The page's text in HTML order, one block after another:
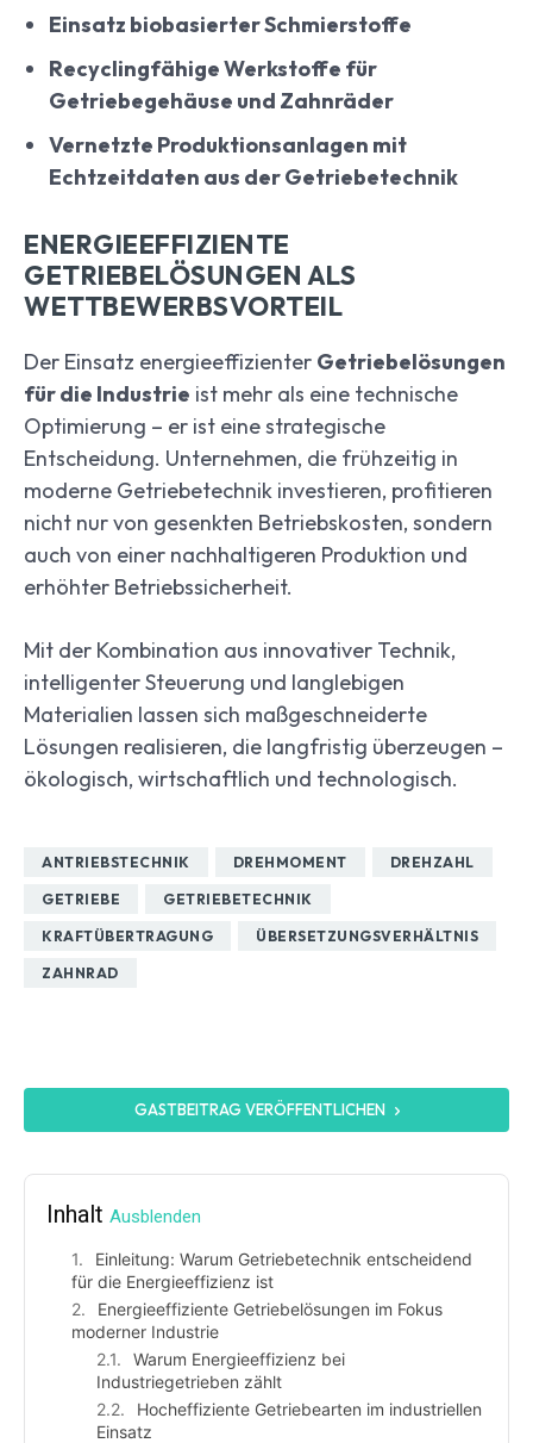
Einsatz biobasierter Schmierstoffe
Recyclingfähige Werkstoffe für
Getriebegehäuse und Zahnräder
Vernetzte Produktionsanlagen mit
Echtzeitdaten aus der Getriebetechnik
ENERGIEEFFIZIENTE
GETRIEBELÖSUNGEN ALS
WETTBEWERBSVORTEIL
Der Einsatz energieeffizienter Getriebelösungen
für die Industrie ist mehr als eine technische
Optimierung – er ist eine strategische
Entscheidung. Unternehmen, die frühzeitig in
moderne Getriebetechnik investieren, profitieren
nicht nur von gesenkten Betriebskosten, sondern
auch von einer nachhaltigeren Produktion und
erhöhter Betriebssicherheit.
Mit der Kombination aus innovativer Technik,
intelligenter Steuerung und langlebigen
Materialien lassen sich maßgeschneiderte
Lösungen realisieren, die langfristig überzeugen –
ökologisch, wirtschaftlich und technologisch.
ANTRIEBSTECHNIK DREHMOMENT DREHZAHL
GETRIEBE GETRIEBETECHNIK
KRAFTÜBERTRAGUNG ÜBERSETZUNGSVERHÄLTNIS
ZAHNRAD
GASTBEITRAG VERÖFFENTLICHEN
Inhalt Ausblenden
Einleitung: Warum Getriebetechnik entscheidend
für die Energieeffizienz ist
Energieeffiziente Getriebelösungen im Fokus
moderner Industrie
Warum Energieeffizienz bei
Industriegetrieben zählt
Hocheffiziente Getriebearten im industriellen
Einsatz